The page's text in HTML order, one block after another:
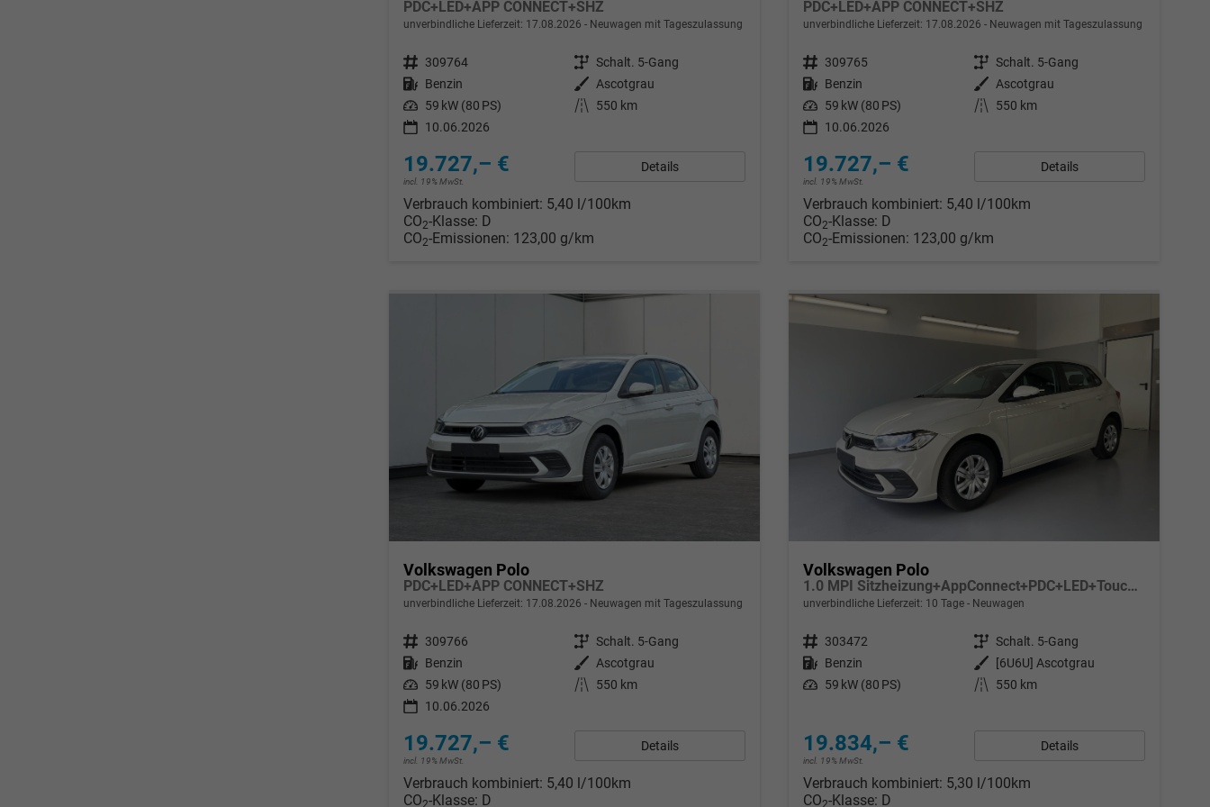
PDC+LED+APP CONNECT+SHZ
unverbindliche Lieferzeit: 17.08.2026 Neuwagen mit Tageszulassung
Fahrzeugnr. 309764 Getriebe Schalt. 5-Gang
Kraftstoff Benzin Außenfarbe
Ascotgrau
Leistung 59 kW (80 PS) Kilometerstand
550 km
10.06.2026
19.727,– €
incl. 19% MwSt.
Details
Verbrauch kombiniert: 5,40 l/100km
CO2-Klasse: D
CO2-Emissionen: 123,00 g/km
PDC+LED+APP CONNECT+SHZ
unverbindliche Lieferzeit: 17.08.2026 Neuwagen mit Tageszulassung
Fahrzeugnr. 309765 Getriebe Schalt. 5-Gang
Kraftstoff Benzin Außenfarbe
Ascotgrau
Leistung 59 kW (80 PS) Kilometerstand
550 km
10.06.2026
19.727,– €
incl. 19% MwSt.
Details
Verbrauch kombiniert: 5,40 l/100km
CO2-Klasse: D
CO2-Emissionen: 123,00 g/km
Volkswagen Polo
PDC+LED+APP CONNECT+SHZ
unverbindliche Lieferzeit: 17.08.2026 Neuwagen mit Tageszulassung
Fahrzeugnr. 309766 Getriebe Schalt. 5-Gang
Kraftstoff Benzin Außenfarbe
Ascotgrau
Leistung 59 kW (80 PS) Kilometerstand
550 km
10.06.2026
19.727,– €
incl. 19% MwSt.
Details
Verbrauch kombiniert: 5,40 l/100km
CO2-Klasse: D
Volkswagen Polo
1.0 MPI Sitzheizung+AppConnect+PDC+LED+Touch+Lichtsensor+MultiLenkrad
unverbindliche Lieferzeit: 10 Tage Neuwagen
Fahrzeugnr. 303472 Getriebe Schalt. 5-Gang
Kraftstoff Benzin Außenfarbe
[6U6U] Ascotgrau
Leistung 59 kW (80 PS) Kilometerstand 550 km
19.834,– €
incl. 19% MwSt.
Details
Verbrauch kombiniert: 5,30 l/100km
CO2-Klasse: D